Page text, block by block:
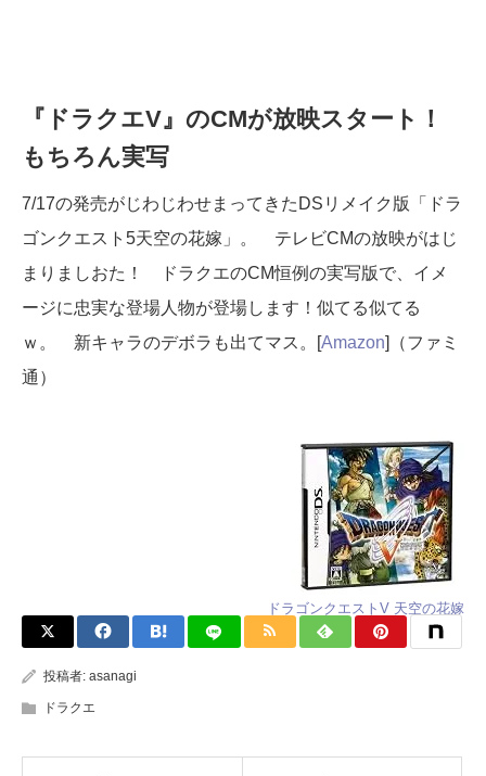
『ドラクエV』のCMが放映スタート！
もちろん実写
7/17の発売がじわじわせまってきたDSリメイク版「ドラ
ゴンクエスト5天空の花嫁」。 テレビCMの放映がはじ
まりましおた！ ドラクエのCM恒例の実写版で、イメ
ージに忠実な登場人物が登場します！似てる似てる
ｗ。 新キャラのデボラも出てマス。[Amazon]（ファミ
通）
ドラゴンクエストV 天空の花嫁
投稿者: asanagi
ドラクエ